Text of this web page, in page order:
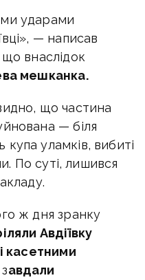
ударами
— написав
внаслідок
мешканка.
що частина
— біля
уламків, вибиті
По суті, лишився
ж дня зранку
Авдіївку
касетними
авдали